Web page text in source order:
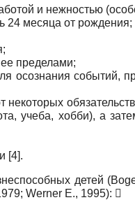
и нежностью
24 месяца от рождения;
пределами;
осознания
некоторых
учеба, хобби), а
[4].
детей
Werner E., 1995): 